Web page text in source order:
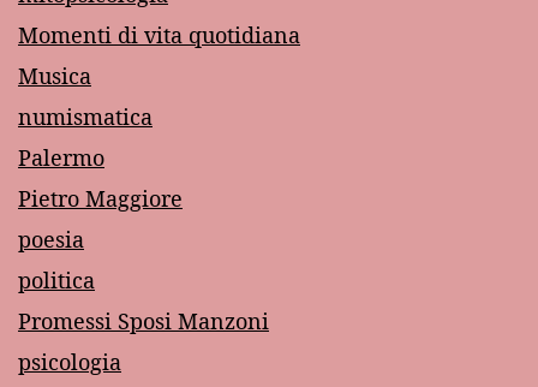
Momenti di vita quotidiana
Musica
numismatica
Palermo
Pietro Maggiore
poesia
politica
Promessi Sposi Manzoni
psicologia